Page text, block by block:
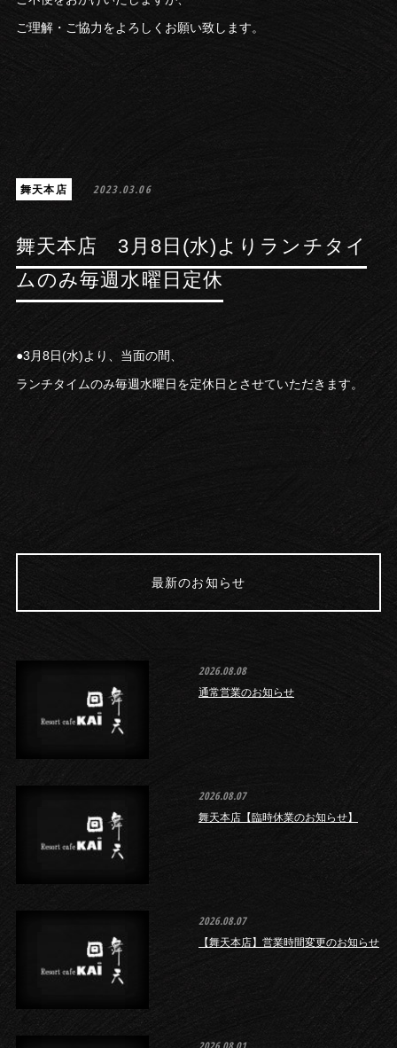
ご理解・ご協力をよろしくお願い致します。
舞天本店 2023.03.06
舞天本店 3月8日(水)よりランチタイ
ムのみ毎週水曜日定休
●3月8日(水)より、当面の間、
ランチタイムのみ毎週水曜日を定休日とさせていただきます。
最新のお知らせ
2026.08.08
通常営業のお知らせ
2026.08.07
舞天本店【臨時休業のお知らせ】
2026.08.07
【舞天本店】営業時間変更のお知らせ